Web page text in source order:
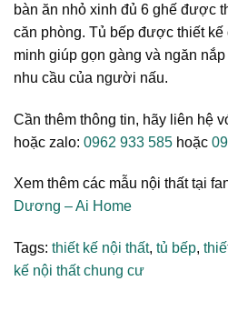
bàn ăn nhỏ xinh đủ 6 ghế được
căn phòng. Tủ bếp được thiết kế
minh giúp gọn gàng và ngăn
nhu cầu của người nấu.
Cần thêm thông tin, hãy liên hệ
hoặc zalo: 0962 933 585 hoặc
Xem thêm các mẫu nội thất tại
Dương – Ai Home
Tags: thiết kế nội thất, tủ bếp,
kế nội thất chung cư